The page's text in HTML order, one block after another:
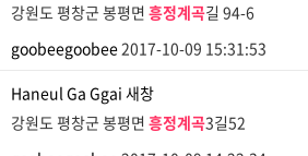
강원도 평창군 봉평면 흥정계곡길 94-6
goobeegoobee2017-10-09 15:31:53
Haneul Ga Ggai 새창
강원도 평창군 봉평면 흥정계곡3길52